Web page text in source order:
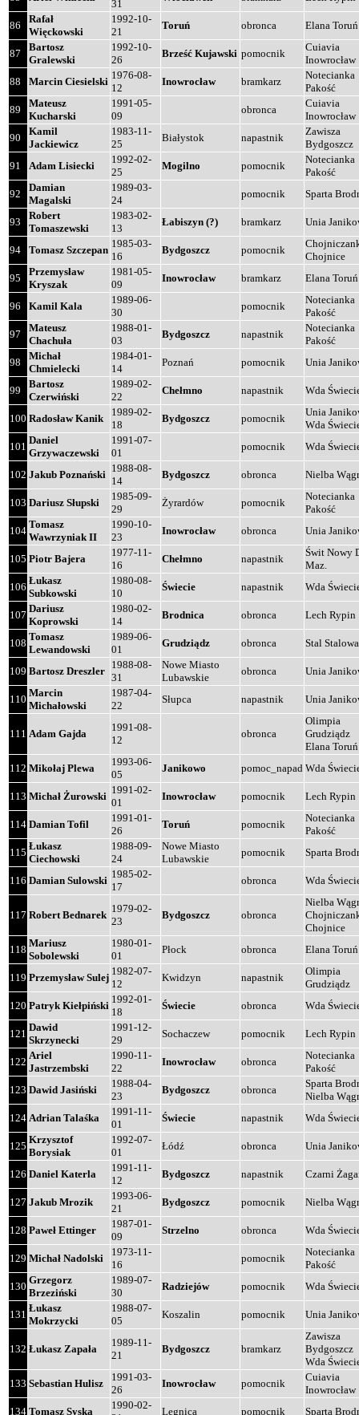
31
86
Rafał
Więckowski
1992-10-
21
Toruń obronca Elana Toruń
87
Bartosz
Gralewski
1992-10-
26
Brześć Kujawski pomocnik
Cuiavia
Inowrocław
88
Marcin Ciesielski
1976-08-
12
Inowrocław bramkarz
Notecianka
Pakość
89
Mateusz
Kucharski
1991-05-
09
obronca
Cuiavia
Inowrocław
90
Kamil
Jackiewicz
1983-11-
25
Białystok napastnik
Zawisza
Bydgoszcz
91
Adam Lisiecki
1992-02-
25
Mogilno pomocnik
Notecianka
Pakość
92
Damian
Magalski
1989-03-
24
pomocnik Sparta
93
Robert
Tomaszewski
1983-02-
13
Łabiszyn (?) bramkarz Unia
94 Tomasz Szczepan
1985-03-
16
Bydgoszcz pomocnik
Chojnice
95
Przemysław
Kryszak
1981-05-
09
Inowrocław bramkarz Elana Toruń
96 Kamil Kala
1989-06-
30
pomocnik
Notecianka
Pakość
97
Mateusz
Chachuła
1988-01-
03
Bydgoszcz napastnik
Notecianka
Pakość
98
Michał
Chmielecki
1984-01-
14
Poznań pomocnik Unia
99
Bartosz
Czerwiński
1989-02-
22
Chełmno napastnik Wda
100 Radosław Kanik
1989-02-
18
Bydgoszcz pomocnik
Unia
Wda
101
Daniel
Grzywaczewski
1991-07-
01
pomocnik Wda
102 Jakub Poznański
1988-08-
14
Bydgoszcz obronca Nielba
103 Dariusz Słupski
1985-09-
29
Żyrardów pomocnik
Notecianka
Pakość
104
Tomasz
Wawrzyniak II
1990-10-
23
Inowrocław obronca Unia
105 Piotr Bajera
1977-11-
16
Chełmno napastnik
Świt Nowy
Maz.
106
Łukasz
Subkowski
1980-08-
10
Świecie napastnik Wda
107
Dariusz
Koprowski
1980-02-
14
Brodnica obronca Lech Rypin
108
Tomasz
Lewandowski
1989-06-
01
Grudziądz obronca Stal
109 Bartosz Dreszler
1988-08-
31
Nowe Miasto
Lubawskie
obronca Unia
110
Marcin
Michałowski
1987-04-
22
Słupca napastnik Unia
111 Adam Gajda
1991-08-
12
obronca
Olimpia
Grudziądz
Elana Toruń
112 Mikołaj Plewa
1993-06-
05
Janikowo pomoc_napad Wda
113 Michał Żurowski
1991-02-
01
Inowrocław pomocnik Lech Rypin
114 Damian Tofil
1991-01-
26
Toruń pomocnik
Notecianka
Pakość
115
Łukasz
Ciechowski
1988-09-
24
Nowe Miasto
Lubawskie
pomocnik Sparta
116 Damian Sulowski
1985-02-
17
obronca Wda
117 Robert Bednarek
1979-02-
23
Bydgoszcz obronca
Nielba
Chojnice
118
Mariusz
Sobolewski
1980-01-
01
Płock obronca Elana Toruń
119 Przemysław Sulej
1982-07-
12
Kwidzyn napastnik
Olimpia
Grudziądz
120 Patryk Kiełpiński
1992-01-
18
Świecie obronca Wda
121
Dawid
Skrzynecki
1991-12-
29
Sochaczew pomocnik Lech Rypin
122
Ariel
Jastrzembski
1990-11-
22
Inowrocław obronca
Notecianka
Pakość
123 Dawid Jasiński
1988-04-
23
Bydgoszcz obronca
Sparta
Nielba
124 Adrian Talaśka
1991-11-
01
Świecie napastnik Wda
125
Krzysztof
Borysiak
1992-07-
01
Łódź obronca Unia
126 Daniel Katerla
1991-11-
12
Bydgoszcz napastnik Czarni
127 Jakub Mrozik
1993-06-
21
Bydgoszcz pomocnik Nielba
128 Paweł Ettinger
1987-01-
09
Strzelno obronca Wda
129 Michał Nadolski
1973-11-
16
pomocnik
Notecianka
Pakość
130
Grzegorz
Brzeziński
1989-07-
30
Radziejów pomocnik Wda
131
Łukasz
Mokrzycki
1988-07-
05
Koszalin pomocnik Unia
132 Łukasz Zapała
1989-11-
21
Bydgoszcz bramkarz
Zawisza
Bydgoszcz
Wda
133 Sebastian Hulisz
1991-03-
26
Inowrocław pomocnik
Cuiavia
Inowrocław
134 Tomasz Syska
1990-02-
Legnica pomocnik Sparta